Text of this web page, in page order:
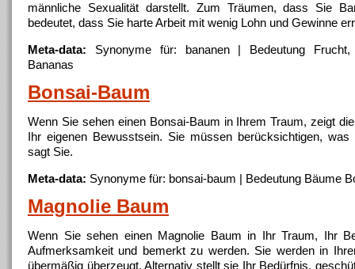
männliche Sexualität darstellt. Zum Träumen, dass Sie
bedeutet, dass Sie harte Arbeit mit wenig Lohn und Gewinne
Meta-data: Synonyme für: bananen| Bedeutung Frucht,
Bananas
Bonsai-Baum
Wenn Sie sehen einen Bonsai-Baum in Ihrem Traum, zeigt
Ihr eigenen Bewusstsein. Sie müssen berücksichtigen, was
sagt Sie.
Meta-data: Synonyme für: bonsai-baum | Bedeutung Bäume
Magnolie Baum
Wenn Sie sehen einen Magnolie Baum in Ihr Traum, Ihr
Aufmerksamkeit und bemerkt zu werden. Sie werden in
übermäßig überzeugt. Alternativ stellt sie Ihr Bedürfnis,